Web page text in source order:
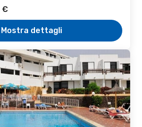
€
Mostra dettagli